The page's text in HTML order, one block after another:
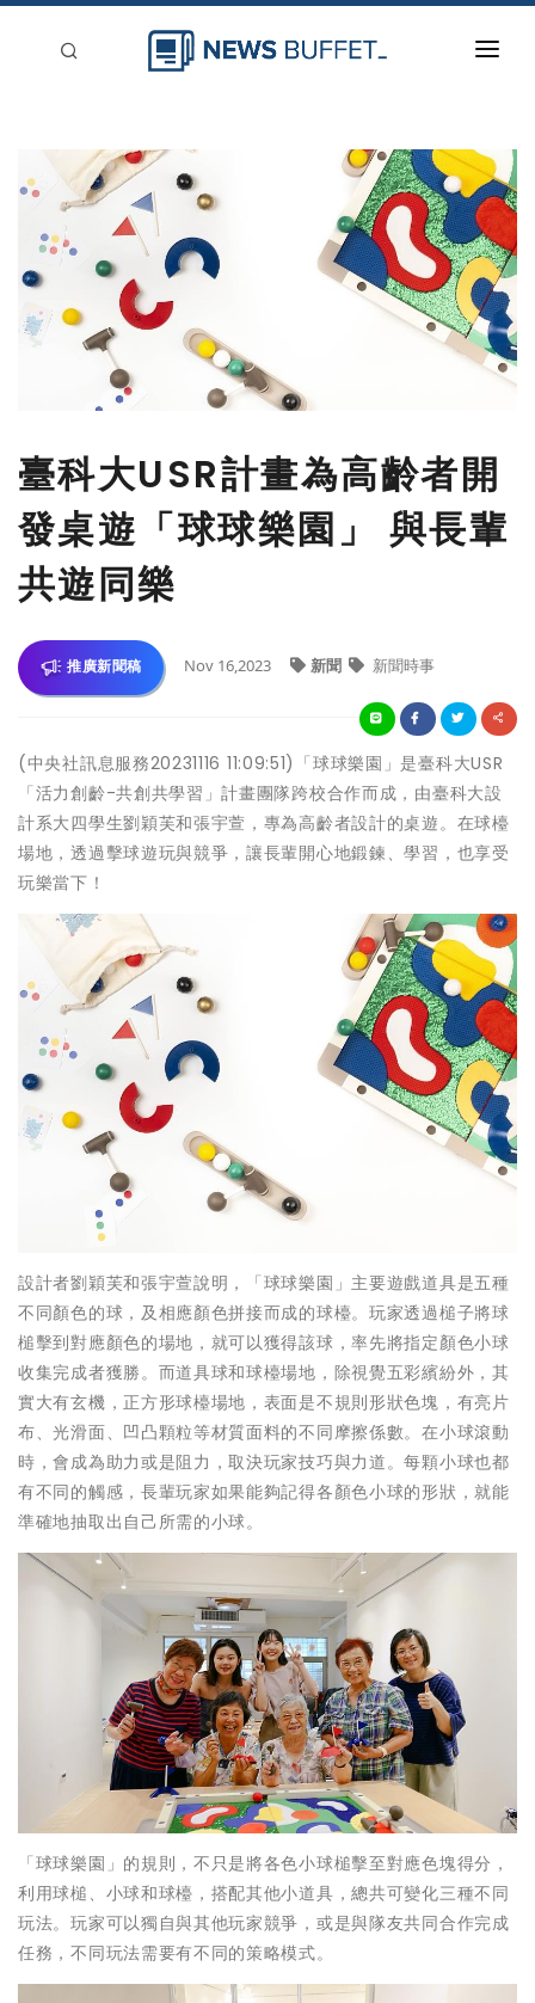
新聞稿分類
登入
刊登
臺科大USR計畫為高齡者開
發桌遊「球球樂園」 與長輩
共遊同樂
推廣新聞稿 Nov 16,2023 新聞 新聞時事
(中央社訊息服務20231116 11:09:51)「球球樂園」是臺科大USR
「活力創齡-共創共學習」計畫團隊跨校合作而成，由臺科大設
計系大四學生劉穎芙和張宇萱，專為高齡者設計的桌遊。在球檯
場地，透過擊球遊玩與競爭，讓長輩開心地鍛鍊、學習，也享受
玩樂當下！
設計者劉穎芙和張宇萱說明，「球球樂園」主要遊戲道具是五種
不同顏色的球，及相應顏色拼接而成的球檯。玩家透過槌子將球
槌擊到對應顏色的場地，就可以獲得該球，率先將指定顏色小球
收集完成者獲勝。而道具球和球檯場地，除視覺五彩繽紛外，其
實大有玄機，正方形球檯場地，表面是不規則形狀色塊，有亮片
布、光滑面、凹凸顆粒等材質面料的不同摩擦係數。在小球滾動
時，會成為助力或是阻力，取決玩家技巧與力道。每顆小球也都
有不同的觸感，長輩玩家如果能夠記得各顏色小球的形狀，就能
準確地抽取出自己所需的小球。
「球球樂園」的規則，不只是將各色小球槌擊至對應色塊得分，
利用球槌、小球和球檯，搭配其他小道具，總共可變化三種不同
玩法。玩家可以獨自與其他玩家競爭，或是與隊友共同合作完成
任務，不同玩法需要有不同的策略模式。